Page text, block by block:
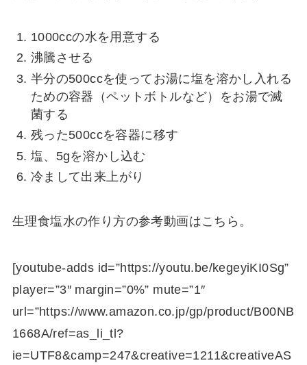
1000ccの水を用意する
沸騰させる
半分の500ccを使ってお湯に塩を溶かし入れる
ための容器（ペットボトルなど）をお湯で滅
菌する
残った500ccを容器に移す
塩、5gを溶かし込む
冷まして出来上がり
生理食塩水の作り方の参考動画はこちら。
[youtube-adds id=”https://youtu.be/kegeyiKI0Sg”
player=”3″ margin=”0%” mute=”1″
url=”https://www.amazon.co.jp/gp/product/B00NB
1668A/ref=as_li_tl?
ie=UTF8&camp=247&creative=1211&creativeAS